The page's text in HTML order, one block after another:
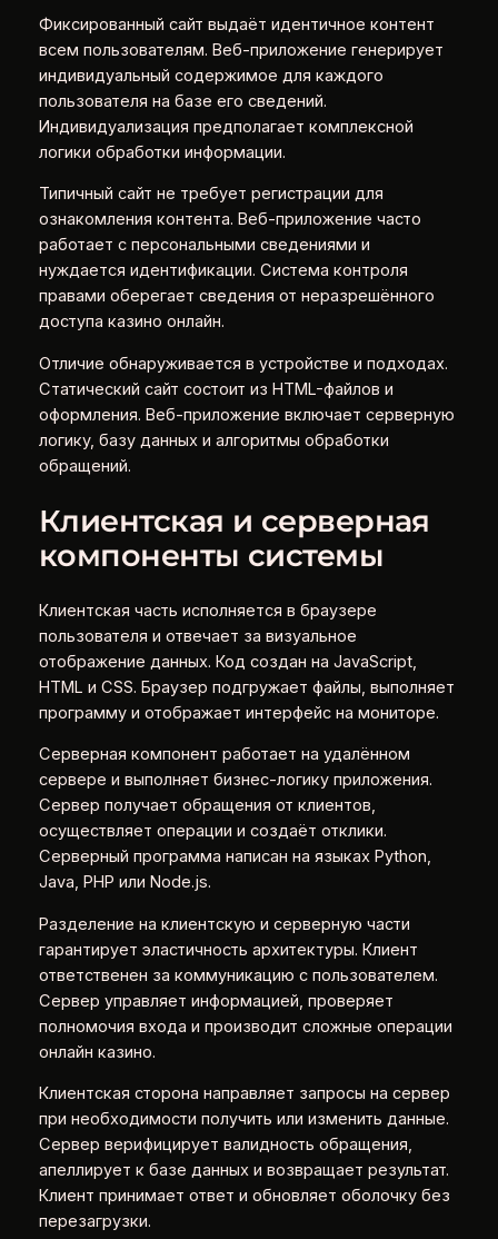
Фиксированный сайт выдаёт идентичное контент
всем пользователям. Веб-приложение генерирует
индивидуальный содержимое для каждого
пользователя на базе его сведений.
Индивидуализация предполагает комплексной
логики обработки информации.
Типичный сайт не требует регистрации для
ознакомления контента. Веб-приложение часто
работает с персональными сведениями и
нуждается идентификации. Система контроля
правами оберегает сведения от неразрешённого
доступа казино онлайн.
Отличие обнаруживается в устройстве и подходах.
Статический сайт состоит из HTML-файлов и
оформления. Веб-приложение включает серверную
логику, базу данных и алгоритмы обработки
обращений.
Клиентская и серверная
компоненты системы
Клиентская часть исполняется в браузере
пользователя и отвечает за визуальное
отображение данных. Код создан на JavaScript,
HTML и CSS. Браузер подгружает файлы, выполняет
программу и отображает интерфейс на мониторе.
Серверная компонент работает на удалённом
сервере и выполняет бизнес-логику приложения.
Сервер получает обращения от клиентов,
осуществляет операции и создаёт отклики.
Серверный программа написан на языках Python,
Java, PHP или Node.js.
Разделение на клиентскую и серверную части
гарантирует эластичность архитектуры. Клиент
ответственен за коммуникацию с пользователем.
Сервер управляет информацией, проверяет
полномочия входа и производит сложные операции
онлайн казино.
Клиентская сторона направляет запросы на сервер
при необходимости получить или изменить данные.
Сервер верифицирует валидность обращения,
апеллирует к базе данных и возвращает результат.
Клиент принимает ответ и обновляет оболочку без
перезагрузки.